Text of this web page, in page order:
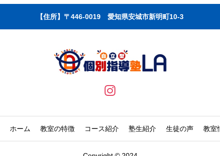
【住所】〒446-0019 愛知県安城市新明町10-3
ホーム 教室の特徴 コース紹介 塾生紹介 生徒の声 教室